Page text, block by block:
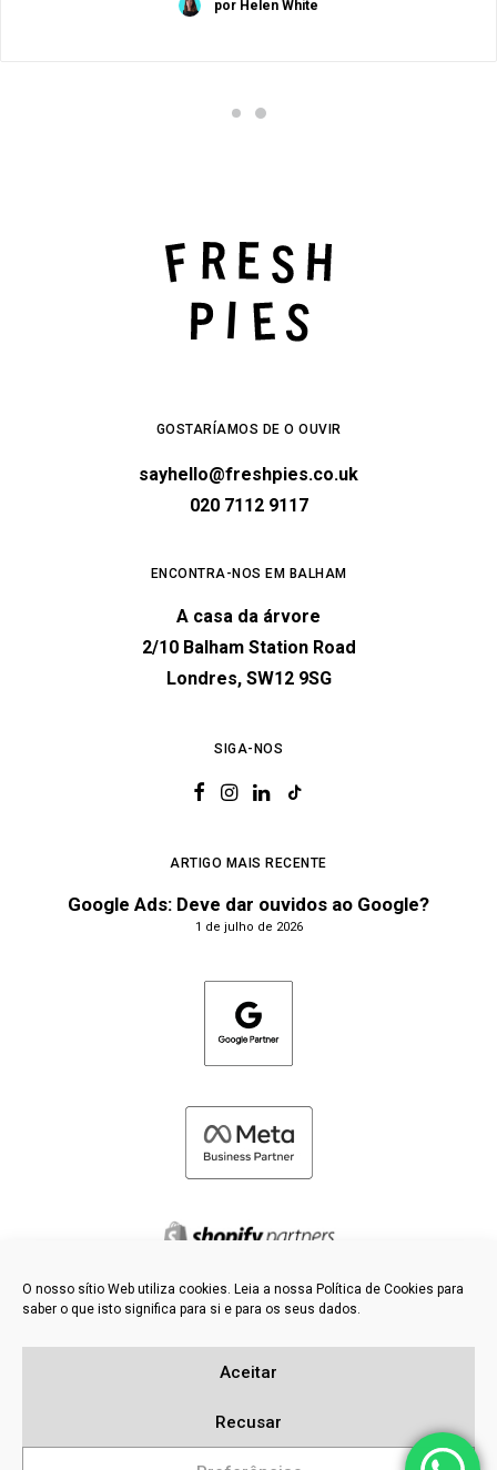
O nosso sítio Web utiliza cookies. Leia a nossa Política de Cookies para
saber o que isto significa para si e para os seus dados.
Aceitar
Recusar
por Helen White
GOSTARÍAMOS DE O OUVIR
sayhello@freshpies.co.uk
020 7112 9117
ENCONTRA-NOS EM BALHAM
A casa da árvore
2/10 Balham Station Road
Londres, SW12 9SG
SIGA-NOS
ARTIGO MAIS RECENTE
Google Ads: Deve dar ouvidos ao Google?
1 de julho de 2026
Política de privacidade e de cookies